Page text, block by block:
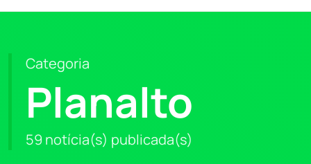
Categoria
Planalto
59 notícia(s) publicada(s)